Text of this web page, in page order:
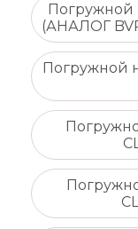
Погружной
(АНАЛОГ
Погружной